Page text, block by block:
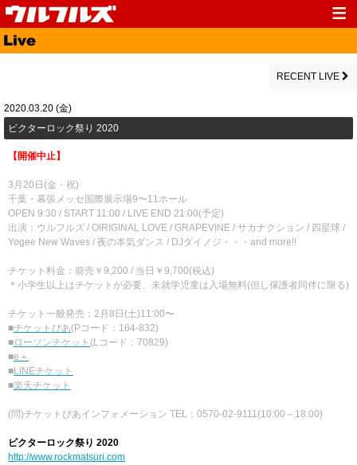
Top
Profile
Fanclub Goods
RECENT LIVE
2020.03.20 (金)
​ビクターロック祭り 2020
【開催中止】
3月20日(金・祝)
千葉・幕張メッセ国際展示場9〜11ホール
OPEN 9:30 / START 11:00 / LIVE END 21:00(予定)
出演：ウルフルズ / OlRIGINAL LOVE / GRAPEVINE / サカナクション / 四星球 /
Yogee New Waves / 夜の本気ダンス / DJダイノジ・・・and more!!
チケット料金：前売￥9,200 / 当日￥9,700(税込)
＊小学生以上はチケットが必要、未就学児童は入場無料(但し保護者同伴に限る)
チケット一般発売：2月8日(土)11:00〜
■チケットぴあ(Pコード：164-832)
■ローソンチケット (Lコード：70829)
■e＋
■LINEチケット
■楽天チケット
(問)チケットぴあインフォメーション TEL：0570-02-9111(10:00～18:00)
ビクターロック祭り 2020
http://www.rockmatsuri.com